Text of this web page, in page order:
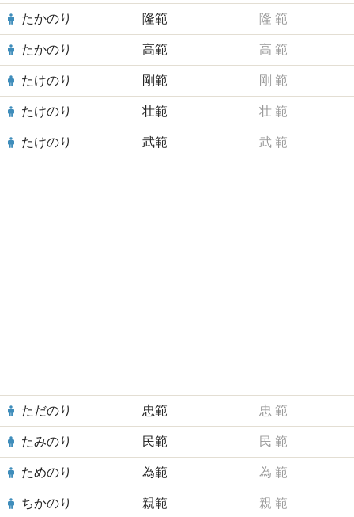
たかのり 隆範 隆 範
たかのり 高範 高 範
たけのり 剛範 剛 範
たけのり 壮範 壮 範
たけのり 武範 武 範
ただのり 忠範 忠 範
たみのり 民範 民 範
ためのり 為範 為 範
ちかのり 親範 親 範